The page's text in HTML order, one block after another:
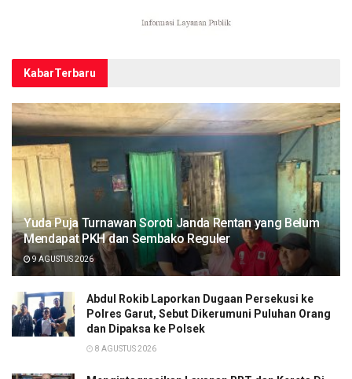
KabarTerbaru
Yuda Puja Turnawan Soroti Janda Rentan yang Belum
Mendapat PKH dan Sembako Reguler
9 AGUSTUS 2026
Abdul Rokib Laporkan Dugaan Persekusi ke
Polres Garut, Sebut Dikerumuni Puluhan Orang
dan Dipaksa ke Polsek
8 AGUSTUS 2026